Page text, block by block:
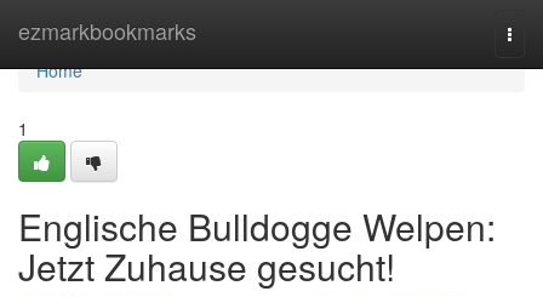
ezmarkbookmarks
Home
Home
1
Englische Bulldogge Welpen:
Jetzt Zuhause gesucht!